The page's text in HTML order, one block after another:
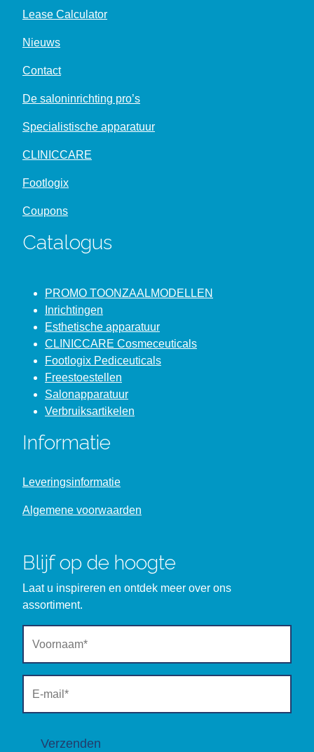
Lease Calculator
Nieuws
Contact
De saloninrichting pro’s
Specialistische apparatuur
CLINICCARE
Footlogix
Coupons
Catalogus
PROMO TOONZAALMODELLEN
Inrichtingen
Esthetische apparatuur
CLINICCARE Cosmeceuticals
Footlogix Pediceuticals
Freestoestellen
Salonapparatuur
Verbruiksartikelen
Informatie
Leveringsinformatie
Algemene voorwaarden
Blijf op de hoogte
Laat u inspireren en ontdek meer over ons
assortiment.
Verzenden